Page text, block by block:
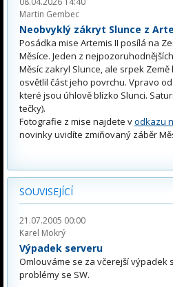
Martin Gembec
Neobvyklý zákryt Slunce z
Posádka mise Artemis II posílá na
Měsíce. Jeden z
Měsíc zakryl Slunce, ale srpek
osvětlil část jeho povrchu. Vpravo
které jsou úhlově blízko Slunci.
tečky).
Fotografie z mise najdete vodkazu
novinky uvidíte zmiňovaný záběr
SOUVISEJÍCÍ
21.07.2005 00:00
Karel Mokrý
Výpadek serveru
Omlouváme se za včerejší výpadek
problémy se SW.